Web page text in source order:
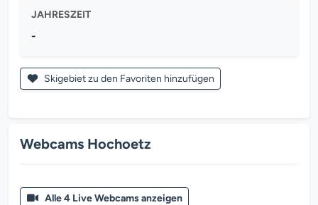
JAHRESZEIT
-
Skigebiet zu den Favoriten hinzufügen
Webcams Hochoetz
Alle 4 Live Webcams anzeigen